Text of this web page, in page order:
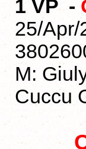
1 VP -
25/Apr/
M:
Cuccu